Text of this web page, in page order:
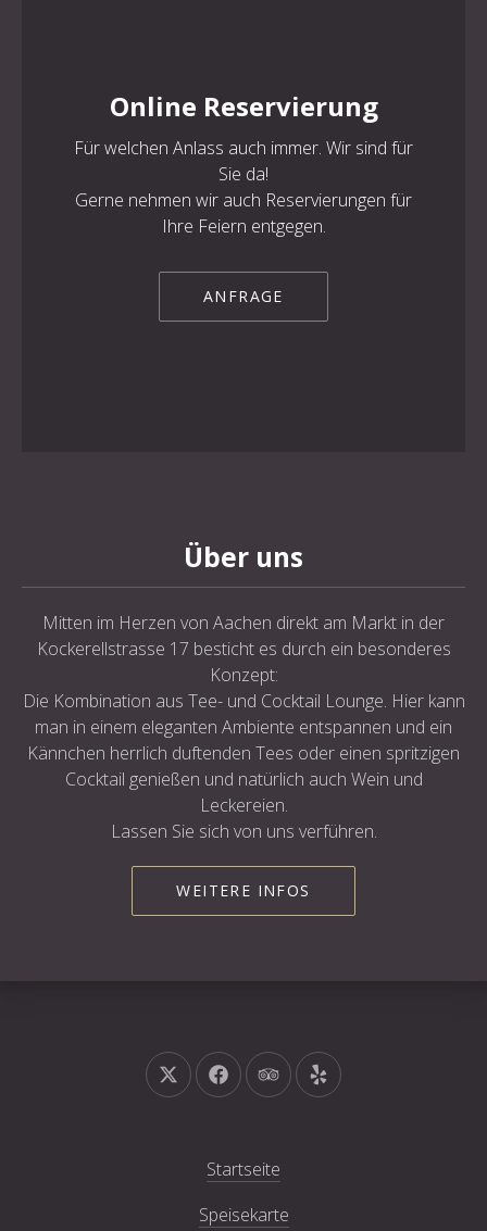
Online Reservierung
Für welchen Anlass auch immer. Wir sind für
Sie da!
Gerne nehmen wir auch Reservierungen für
Ihre Feiern entgegen.
ANFRAGE
Über uns
Mitten im Herzen von Aachen direkt am Markt in der
Kockerellstrasse 17 besticht es durch ein besonderes
Konzept:
Die Kombination aus Tee- und Cocktail Lounge. Hier kann
man in einem eleganten Ambiente entspannen und ein
Kännchen herrlich duftenden Tees oder einen spritzigen
Cocktail genießen und natürlich auch Wein und
Leckereien.
Lassen Sie sich von uns verführen.
WEITERE INFOS
Neues Fenster
Neues Fenster
Neues FensterNeues Fenster
Startseite
Speisekarte